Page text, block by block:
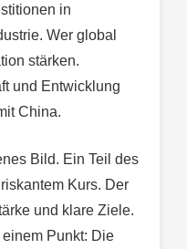
in
Wer global
stärken.
und Entwicklung
China.
Bild. Ein Teil des
Kurs. Der
und klare Ziele.
Punkt: Die